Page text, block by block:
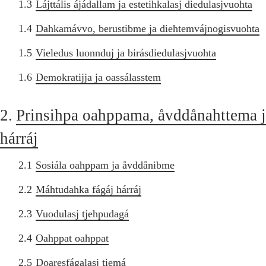
1.3 Lájttális ájádallam ja estetihkalasj diedulasjvuohta
1.4 Dahkamávvo, berustibme ja diehtemvájnogisvuohta
1.5 Vieledus luonnduj ja birásdiedulasjvuohta
1.6 Demokratijja ja oassálasstem
2. Prinsihpa oahppama, åvddånahttema
hárráj
2.1 Sosiála oahppam ja åvddånibme
2.2 Máhtudahka fágáj hárráj
2.3 Vuodulasj tjehpudagá
2.4 Oahppat oahppat
2.5 Doaresfágalasj tiemá